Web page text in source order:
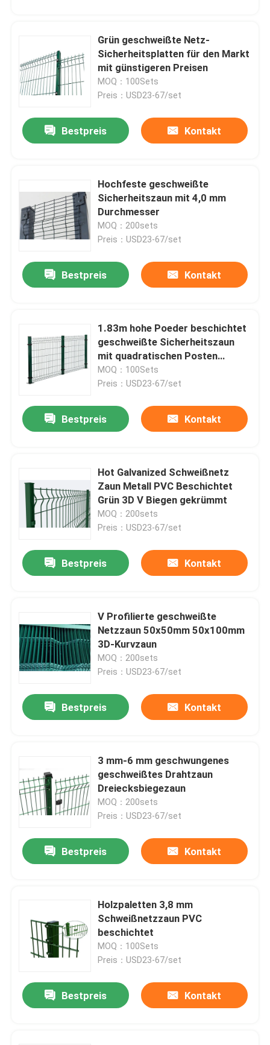
Haus
Videos
Über uns
Qualitätskontrolle
Kontaktiere uns
Fechten der geschweißten Masche
3D schweißte Draht-Zaun
Doppeldrahtgeschweißter Zaun
Antizaun des aufstiegs-358
Röhrenstahlzaun
Flughafensicherheits-Fechten
Grün geschweißte Netz-
Sicherheitsplatten für den Markt
mit günstigeren Preisen
MOQ：100Sets
Preis：USD23-67/set
Bestpreis Kontakt
Hochfeste geschweißte
Sicherheitszaun mit 4,0 mm
Durchmesser
MOQ：200sets
Preis：USD23-67/set
Bestpreis Kontakt
1.83m hohe Poeder beschichtet
geschweißte Sicherheitszaun
mit quadratischen Posten
80X80mm
MOQ：100Sets
Preis：USD23-67/set
Bestpreis Kontakt
Hot Galvanized Schweißnetz
Zaun Metall PVC Beschichtet
Grün 3D V Biegen gekrümmt
MOQ：200sets
Preis：USD23-67/set
Bestpreis Kontakt
V Profilierte geschweißte
Netzzaun 50x50mm 50x100mm
3D-Kurvzaun
MOQ：200sets
Preis：USD23-67/set
Bestpreis Kontakt
3 mm-6 mm geschwungenes
geschweißtes Drahtzaun
Dreiecksbiegezaun
MOQ：200sets
Preis：USD23-67/set
Bestpreis Kontakt
Holzpaletten 3,8 mm
Schweißnetzzaun PVC
beschichtet
MOQ：100Sets
Preis：USD23-67/set
Bestpreis Kontakt